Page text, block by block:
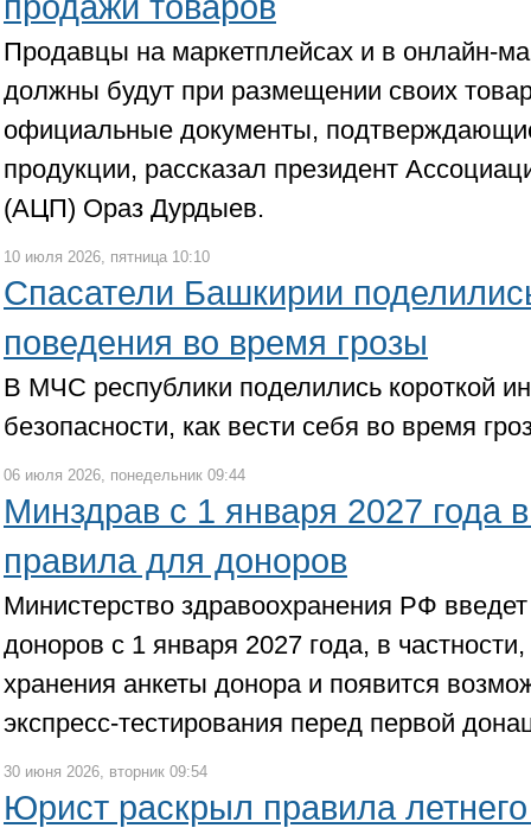
Продавцы на маркетплейсах и в онлайн-
должны будут при размещении своих
официальные документы,
продукции, рассказал президент
(АЦП) Ораз Дурдыев.
10 июля 2026, пятница 10:10
Спасатели Башкирии
поведения во время грозы
В МЧС республики поделились короткой
безопасности, как вести себя во время
06 июля 2026, понедельник 09:44
Минздрав с 1 января 2027 года
правила для доноров
Министерство здравоохранения РФ
доноров с 1 января 2027 года, в
хранения анкеты донора и появится
экспресс-тестирования перед первой
30 июня 2026, вторник 09:54
Юрист раскрыл правила